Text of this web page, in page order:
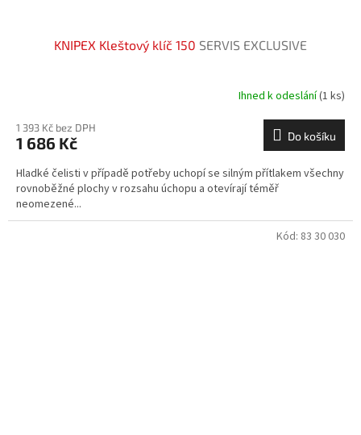
KNIPEX Kleštový klíč 150 SERVIS EXCLUSIVE
Ihned k odeslání(1 ks)
1 393 Kč bez DPH
1 686 Kč Do košíku
Hladké čelisti v případě potřeby uchopí se silným přítlakem všechny
rovnoběžné plochy v rozsahu úchopu a otevírají téměř
neomezené...
Kód: 83 30 030